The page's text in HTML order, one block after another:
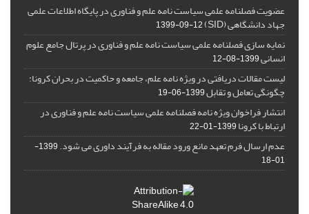
عضویت فصلنامه علمی سیاست نامه علم و فناوری در پایگاه اطلاعات علمی
جهاد دانشگاهی (SID) 1399-09-12
نمایه سازی فصلنامه علمی سیاست نامه علم و فناوری در پرتال جامع علوم
انسانی1399-08-12
لیست مقالات دریافتی در ویژه نامه علم، جامعه و حاکمیت در بحران کرونا:
چگونگی تعامل و تقابل1399-06-19
انتشار فراخوان ویژه‏ نامه فصلنامه علمی سیاست نامه علم و فناوری در
ارتباط با کرونا1399-01-22
عدم ارسال فرم تعهد مانع ورود مقاله به فرآیند داوری می شود.
1399-
01-18